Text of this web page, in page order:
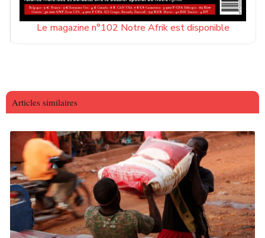
Le magazine n°102 Notre Afrik est disponible
Articles similaires